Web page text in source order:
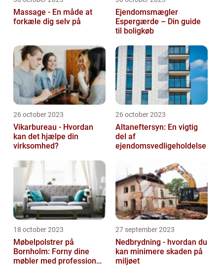
Massage - En måde at
forkæle dig selv på
Ejendomsmægler
Espergærde – Din guide
til boligkøb
26 october 2023
Vikarbureau - Hvordan
kan det hjælpe din
virksomhed?
26 october 2023
Altaneftersyn: En vigtig
del af
ejendomsvedligeholdelse
18 october 2023
Møbelpolstrer på
Bornholm: Forny dine
møbler med professionel
27 september 2023
Nedbrydning - hvordan du
kan minimere skaden på
miljøet